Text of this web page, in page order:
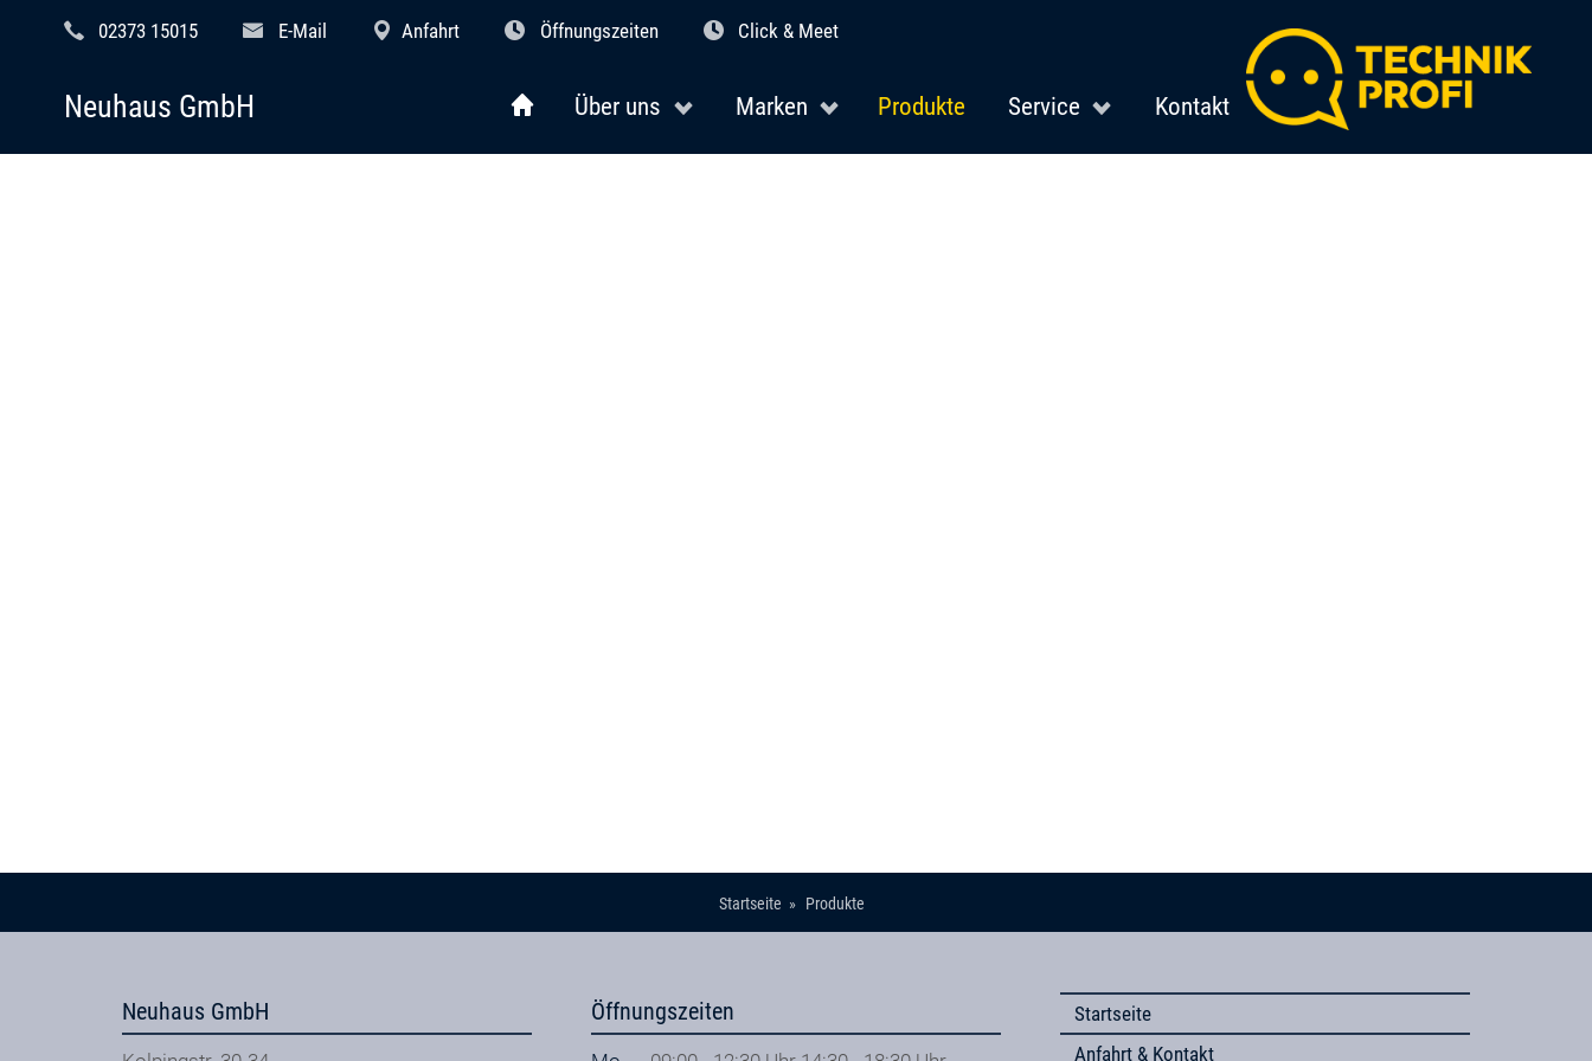
02373 15015 E-Mail Anfahrt Öffnungszeiten Click & Meet
Über uns Marken Produkte Service Kontakt
Neuhaus GmbH
Startseite Produkte
Neuhaus GmbH Öffnungszeiten
Startseite
Anfahrt & Kontakt